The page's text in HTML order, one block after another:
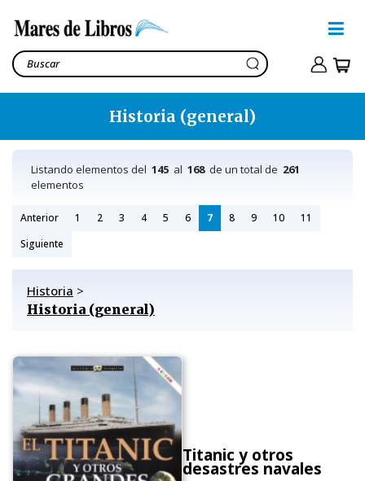
Historia (general)
Listando elementos del 145 al 168de un total de 261
elementos
Anterior 1 2 3 4 5 6 7 8 9 10
11
Siguiente
Historia >
Historia (general)
Titanic y otros
desastres navales